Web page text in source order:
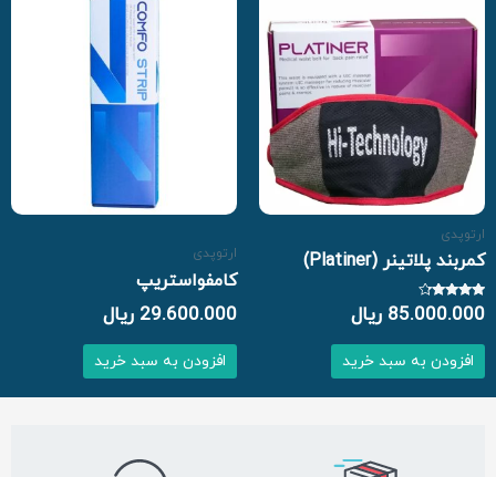
ارتوپدی
کمربند پلاتینر (Platiner)
نمره
4.04
85.000.000 ریال
افزودن به سبد خرید
ارتوپدی
کامفواستریپ
29.600.000 ریال
افزودن به سبد خرید